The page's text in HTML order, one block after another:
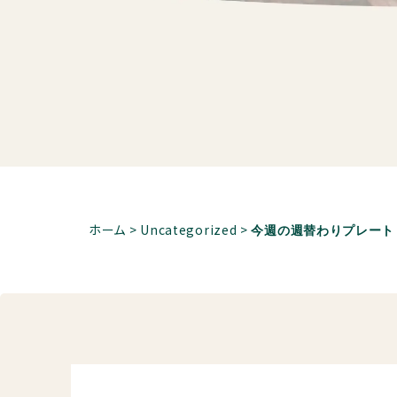
ホーム > Uncategorized >今週の週替わりプレート